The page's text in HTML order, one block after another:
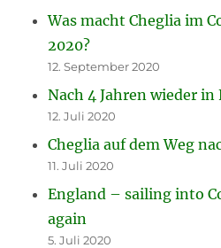
Was macht Cheglia im
2020?
12. September 2020
Nach 4 Jahren wieder
12. Juli 2020
Cheglia auf dem Weg
11. Juli 2020
England – sailing into
again
5. Juli 2020